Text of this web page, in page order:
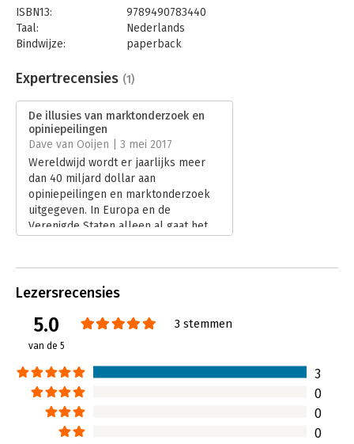
ISBN13:
9789490783440
Taal:
Nederlands
Bindwijze:
paperback
Uitgever:
Reality Bites Publishing
Verschijningsdatum:
21-3-2017
Hoofdrubriek: Marketing
Expertrecensies (1)
De illusies van marktonderzoek en
opiniepeilingen
Dave van Ooijen | 3 mei 2017
Wereldwijd wordt er jaarlijks meer
dan 40 miljard dollar aan
opiniepeilingen en marktonderzoek
uitgegeven. In Europa en de
Verenigde Staten alleen al gaat het
geld. Althans als we zijn boek De
opiniepeilingen mogen geloven.
Lezersrecensies
5.0
van de 5
3 stemmen
3
0
0
0